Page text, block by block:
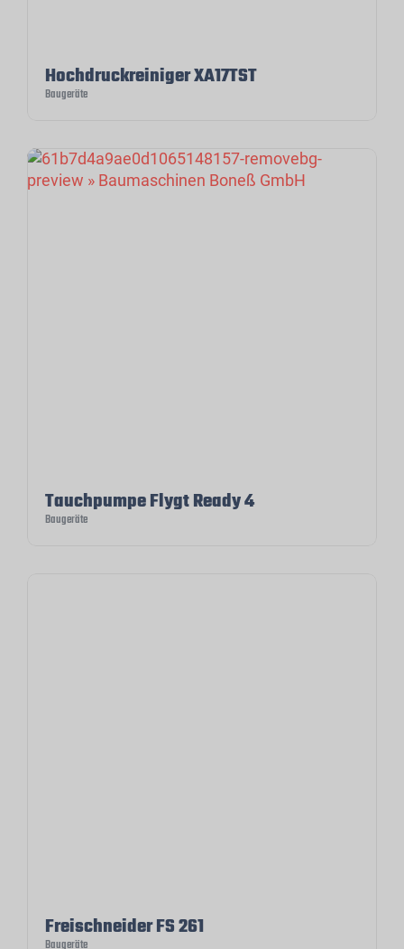
Hochdruckreiniger XA17TST
Baugeräte
Tauchpumpe Flygt Ready 4
Baugeräte
Freischneider FS 261
Baugeräte